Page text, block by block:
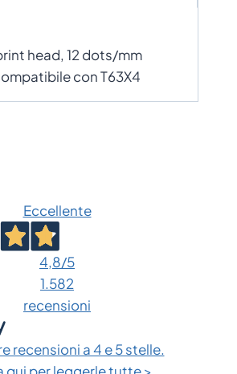
head, 12 dots/mm
con T63X4
Eccellente
4,8/5
1.582
recensioni
recensioni a 4 e 5 stelle.